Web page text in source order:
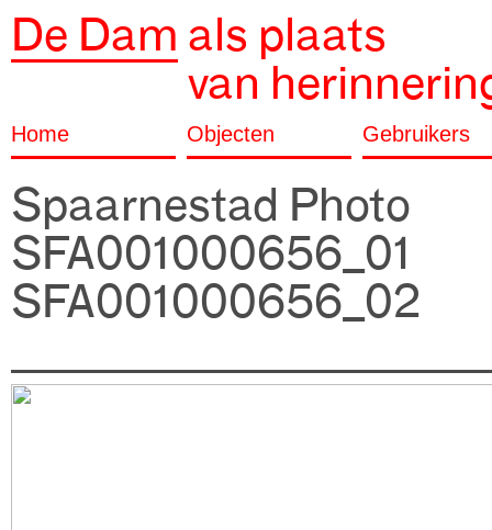
De Dam als plaats
van
Home Objecten Gebruikers
Spaarnestad Photo
SFA001000656_01
SFA001000656_02